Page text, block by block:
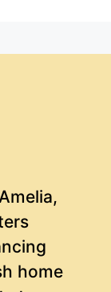
home